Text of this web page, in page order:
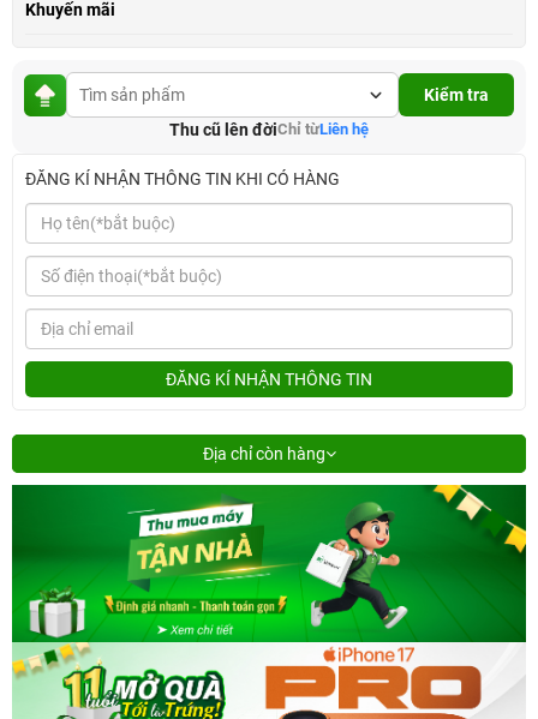
Khuyến mãi
Kiểm tra
Thu cũ lên đờiChỉ từLiên hệ
ĐĂNG KÍ NHẬN THÔNG TIN KHI CÓ HÀNG
ĐĂNG KÍ NHẬN THÔNG TIN
Địa chỉ còn hàng